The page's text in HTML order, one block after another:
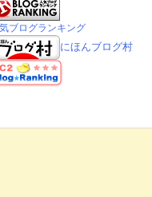
ブログランキング
にほんブログ村